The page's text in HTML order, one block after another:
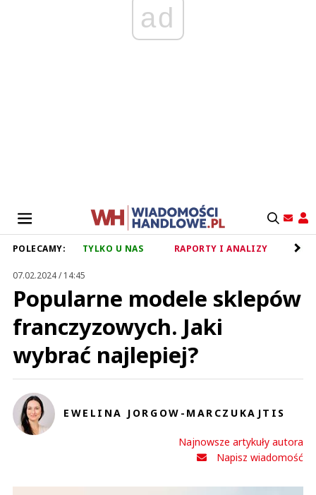
ad
POLECAMY: TYLKO U NAS RAPORTY I ANALIZY
07.02.2024 / 14:45
Popularne modele sklepów
franczyzowych. Jaki
wybrać najlepiej?
EWELINA JORGOW-MARCZUKAJTIS
Najnowsze artykuły autora
Napisz wiadomość